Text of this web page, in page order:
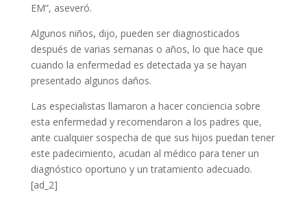
EM”, aseveró.
Algunos niños, dijo, pueden ser diagnosticados
después de varias semanas o años, lo que hace que
cuando la enfermedad es detectada ya se hayan
presentado algunos daños.
Las especialistas llamaron a hacer conciencia sobre
esta enfermedad y recomendaron a los padres que,
ante cualquier sospecha de que sus hijos puedan tener
este padecimiento, acudan al médico para tener un
diagnóstico oportuno y un tratamiento adecuado.
[ad_2]